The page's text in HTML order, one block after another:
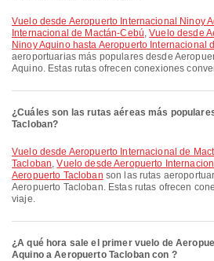
Vuelo desde Aeropuerto Internacional Ninoy Aquino hasta Aeropuerto
Internacional de Mactán-Cebú,Vuelo desde
Ninoy Aquino hasta Aeropuerto Internacional
aeroportuarias más populares desde
Aquino. Estas rutas ofrecen conexiones
¿Cuáles son las rutas aéreas más
Tacloban?
Vuelo desde Aeropuerto Internacional de Mactán-Cebú hasta Aeropuerto
Tacloban,Vuelo desde Aeropuerto
Aeropuerto Tacloban son las rutas
Aeropuerto Tacloban. Estas rutas ofrecen
viaje.
¿A qué hora sale el primer vuelo de
Aquino a Aeropuerto Tacloban con ?